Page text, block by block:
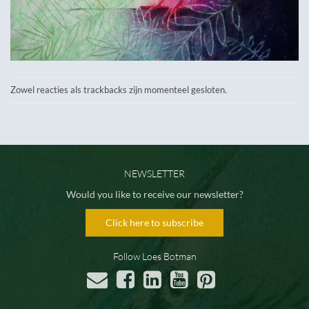
Zowel reacties als trackbacks zijn momenteel gesloten.
NEWSLETTER
Would you like to receive our newsletter?
Click here to subscribe
Follow Loes Botman